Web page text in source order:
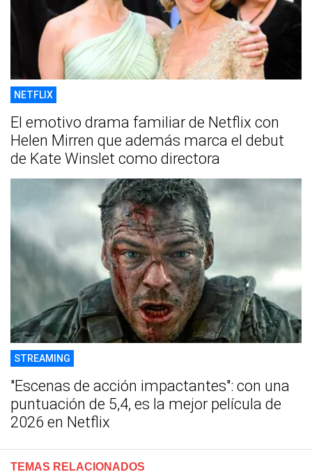
NETFLIX
El emotivo drama familiar de Netflix con
Helen Mirren que además marca el debut
de Kate Winslet como directora
STREAMING
"Escenas de acción impactantes": con una
puntuación de 5,4, es la mejor película de
2026 en Netflix
TEMAS RELACIONADOS